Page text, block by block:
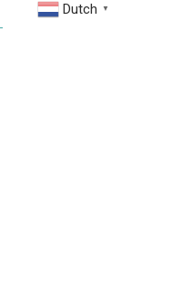
Dutch ▼